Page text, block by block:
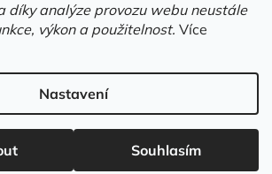
díky analýze provozu webu neustále
výkon a použitelnost. Více
Nastavení
Souhlasím
Vytvořil Shoptet
MUJPES.CZ . Všechna práva vyhrazena.